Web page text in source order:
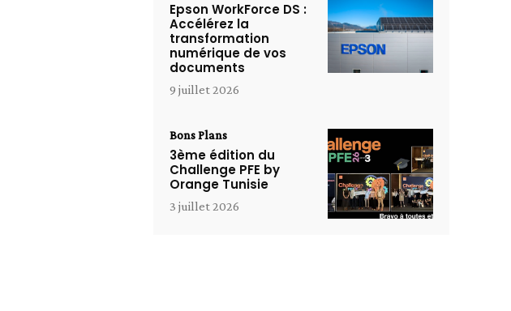
Epson WorkForce DS :
Accélérez la
transformation
numérique de vos
documents
9 juillet 2026
Bons Plans
3ème édition du
Challenge PFE by
Orange Tunisie
3 juillet 2026